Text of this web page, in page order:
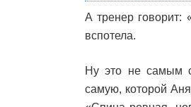
А тренер говорит:
вспотела.
Ну это не самым
самую, которой Аня